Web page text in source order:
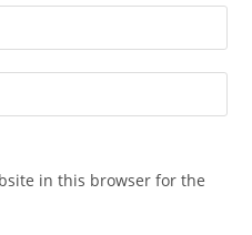
in this browser for the